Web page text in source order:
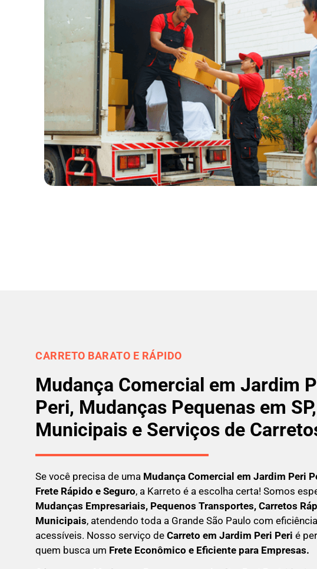
CARRETO BARATO E RÁPIDO
Mudança Comercial em Jardim
Peri, Mudanças Pequenas em
Municipais e Serviços de
Se você precisa de uma Mudança Comercial em Jardim Peri
Frete Rápido e Seguro, a Karreto é a escolha certa! Somos
Mudanças Empresariais, Pequenos Transportes, Carretos
Municipais, atendendo toda a Grande São Paulo com
acessíveis. Nosso serviço de Carreto em Jardim Peri Peri é
quem busca um Frete Econômico e Eficiente para Empresas.